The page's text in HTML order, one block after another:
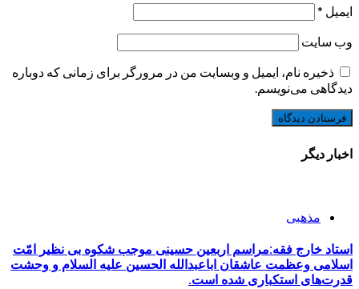
ایمیل *
وب‌ سایت
ذخیره نام، ایمیل و وبسایت من در مرورگر برای زمانی که دوباره
دیدگاهی می‌نویسم.
اخبار دیگر
مذهبی
استاد خارج فقه:مراسم اربعین حسینی موجب شکوه بی نظیر امّت
اسلامی وعظمت عاشقان اباعبدالله الحسین علیه السلام و وحشت
قدرت‌های استکباری شده است.